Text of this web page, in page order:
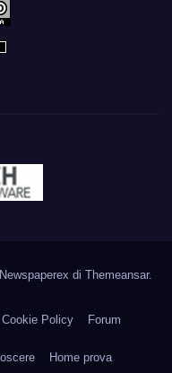
di Themeansar.
Cookie Policy Forum
Home prova